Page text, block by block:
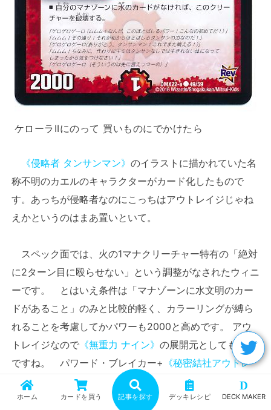
ケローラIIにのって 買いものにでかけたら
《侵略者 タンサンマン》 のイラストに描かれていた名
称不明のカエルのキャラクターがカード化したもので
す。あっちが侵略者なのにこっちはアウトレイジじゃね
えかというのはまあ置いといて。
スペック面では、火の1マナクリーチャー特有の「絶対
に2ターン目に殴らせない」という調整がなされたウィニ
ーです。 とはいえ条件は「マナゾーンに水文明のカー
ドがあること」のみと比較的軽く、カラーリングが縛ら
れることを考慮してかパワーも2000と高めです。 アウ
トレイジなので 《無重力 ナイン》 の展開元としても優秀
ですね。 パワード・ブレイカー+ 《秘密結社アウトレ
イジ》
のコンボのタネにするなど、色と種族が合えば速
攻の心強い味方になってくれることでしょう。
ホーム カードを買う 記事を探す デッキレシピ
D
DECK MAKER